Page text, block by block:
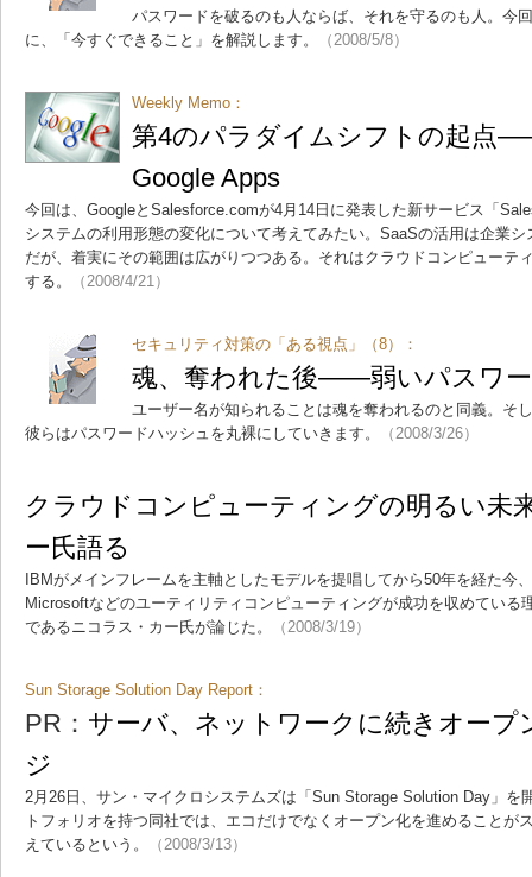
パスワードを破るのも人ならば、それを守るのも人。今
に、「今すぐできること」を解説します。
（2008/5/8）
Weekly Memo：
第4のパラダイムシフトの起点
Google Apps
今回は、GoogleとSalesforce.comが4月14日に発表した新サービス「
システムの利用形態の変化について考えてみたい。SaaSの活用は企業
だが、着実にその範囲は広がりつつある。それはクラウドコンピューテ
する。
（2008/4/21）
セキュリティ対策の「ある視点」（8）：
魂、奪われた後――弱いパスワ
ユーザー名が知られることは魂を奪われるのと同義。そ
彼らはパスワードハッシュを丸裸にしていきます。
（2008/3/26）
クラウドコンピューティングの明るい
ー氏語る
IBMがメインフレームを主軸としたモデルを提唱してから50年を経た今
Microsoftなどのユーティリティコンピューティングが成功を収めている
であるニコラス・カー氏が論じた。
（2008/3/19）
Sun Storage Solution Day Report：
PR： サーバ、ネットワークに続きオープ
ジ
2月26日、サン・マイクロシステムズは「Sun Storage Solution Day」を
トフォリオを持つ同社では、エコだけでなくオープン化を進めることが
えているという。
（2008/3/13）